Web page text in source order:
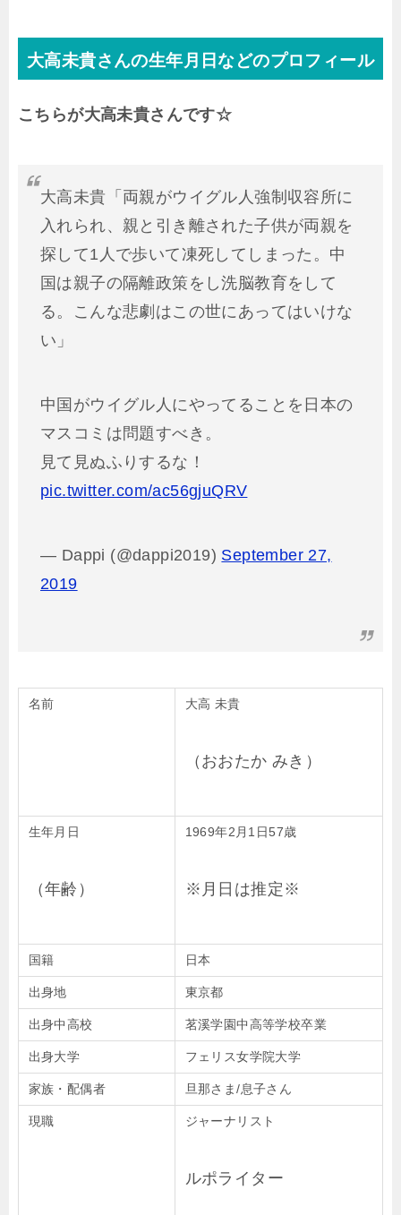
大高未貴さんの生年月日などのプロフィール
こちらが大高未貴さんです☆
大高未貴「両親がウイグル人強制収容所に
入れられ、親と引き離された子供が両親を
探して1人で歩いて凍死してしまった。中
国は親子の隔離政策をし洗脳教育をして
る。こんな悲劇はこの世にあってはいけな
い」
中国がウイグル人にやってることを日本の
マスコミは問題すべき。
見て見ぬふりするな！
pic.twitter.com/ac56gjuQRV
— Dappi (@dappi2019) September 27,
2019
名前 大高 未貴
（おおたか みき）
生年月日
（年齢）
1969年2月1日57歳
※月日は推定※
国籍 日本
出身地 東京都
出身中高校 茗溪学園中高等学校卒業
出身大学 フェリス女学院大学
家族・配偶者 旦那さま/息子さん
現職 ジャーナリスト
ルポライター